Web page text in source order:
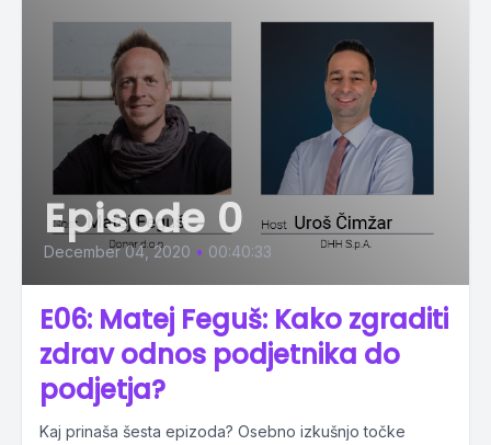
Episode 0
December 04, 2020 • 00:40:33
E06: Matej Feguš: Kako zgraditi
zdrav odnos podjetnika do
podjetja?
Kaj prinaša šesta epizoda? Osebno izkušnjo točke